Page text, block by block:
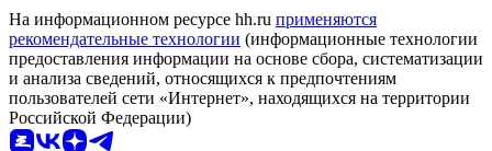
На информационном ресурсе hh.ru применяются
рекомендательные технологии (информационные технологии
предоставления информации на основе сбора, систематизации
и анализа сведений, относящихся к предпочтениям
пользователей сети «Интернет», находящихся на территории
Российской Федерации)